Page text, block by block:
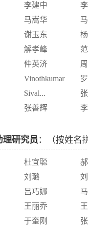
李建中
马嵩华
谢玉东
解孝峰
仲英济
Vinothkumar
Sival...
张善辉
理研究员 ：（按姓名
杜宜聪
刘璐
吕巧娜
王丽乔
于奎刚